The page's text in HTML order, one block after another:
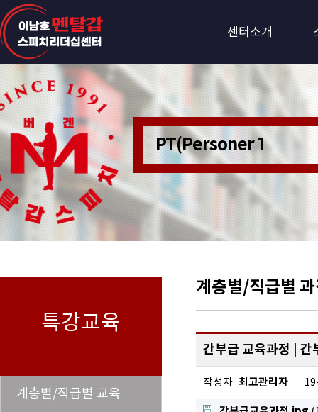
센터소개
PT(Personer
특강교육
계층별/직급별 교육
계층별/직급별
간부급 교육과정 | 간
작성자 최고관리자